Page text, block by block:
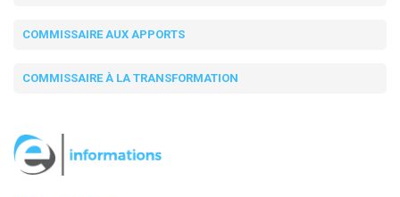
COMMISSAIRE AUX APPORTS
COMMISSAIRE À LA TRANSFORMATION